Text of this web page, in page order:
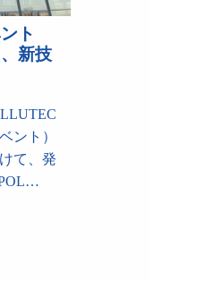
ト
新技
ント）
て、発